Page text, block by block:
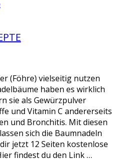
(Föhre) vielseitig nutzen
haben es wirklich
sie als Gewürzpulver
und Vitamin C andererseits
und Bronchitis. Mit diesen
sich die Baumnadeln
jetzt 12 Seiten kostenlose
findest du den Link …